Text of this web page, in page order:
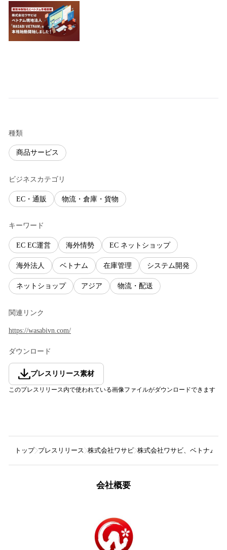
種類
商品サービス
ビジネスカテゴリ
EC・通販 物流・倉庫・貨物
キーワード
EC EC運営 海外情勢 EC ネットショップ
海外法人 ベトナム 在庫管理 システム開発
ネットショップ アジア 物流・配送
関連リンク
https://wasabivn.com/
ダウンロード
プレスリリース素材
このプレスリリース内で使われている画像ファイルがダウンロードできます
トップ プレスリリース 株式会社ワサビ 株式会社ワサビ、ベトナム現
会社概要